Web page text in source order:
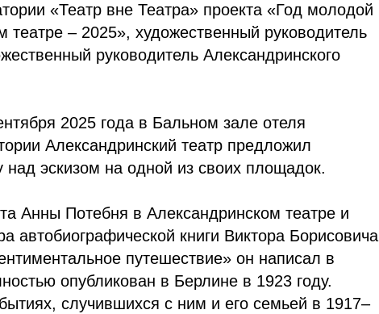
«Театр вне Театра» проекта «Год молодой
театре – 2025», художественный руководитель
руководитель Александринского
2025 года в Бальном зале отеля
Александринский театр предложил
над эскизом на одной из своих площадок.
Анны Потебня в Александринском театре и
автобиографической книги Виктора Борисовича
путешествие» он написал в
опубликован в Берлине в 1923 году.
случившихся с ним и его семьей в 1917–